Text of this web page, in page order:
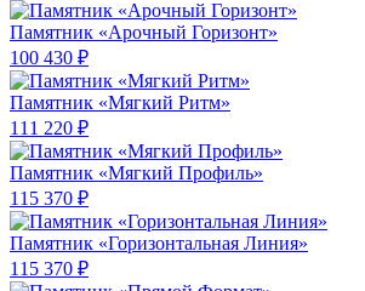
Памятник «Арочный Горизонт»
100 430 ₽
Памятник «Мягкий Ритм»
111 220 ₽
Памятник «Мягкий Профиль»
115 370 ₽
Памятник «Горизонтальная Линия»
115 370 ₽